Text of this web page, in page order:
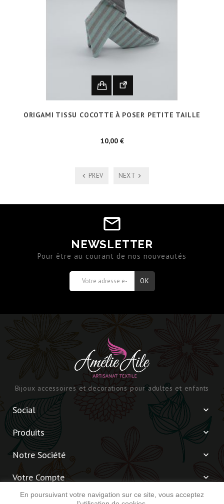
ORIGAMI TISSU COCOTTE À POSER PETITE TAILLE
10,00 €Prix
PREV NEXT
NEWSLETTER
Pour être au courant de nos nouveautés
Bijoux accessoires et decorations pour adultes et enfants
Social 
Produits 
Notre Société 
Votre Compte 
Informations 
En poursuivant votre navigation sur ce site, vous acceptez